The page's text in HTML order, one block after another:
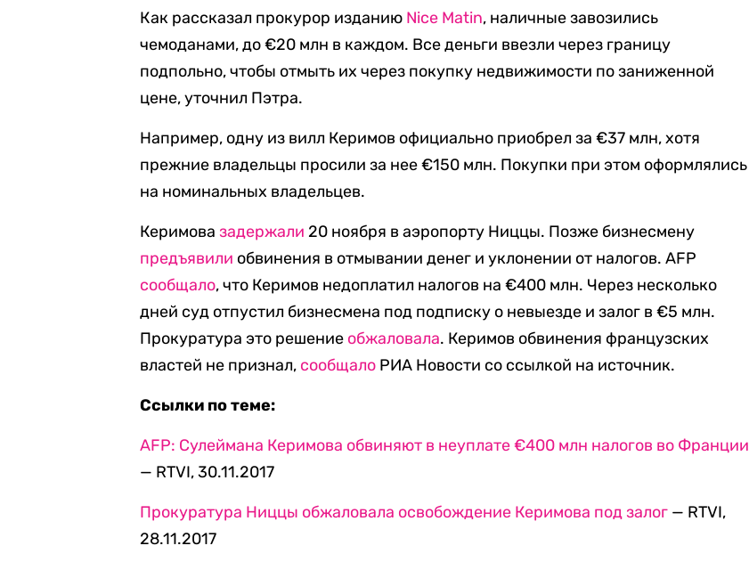
Как рассказал прокурор изданию Nice Matin, наличные завозились
чемоданами, до €20 млн в каждом. Все деньги ввезли через границу
подпольно, чтобы отмыть их через покупку недвижимости по заниженной
цене, уточнил Пэтра.
Например, одну из вилл Керимов официально приобрел за €37 млн, хотя
прежние владельцы просили за нее €150 млн. Покупки при этом оформлялись
на номинальных владельцев.
Керимовазадержали 20 ноября в аэропорту Ниццы. Позже бизнесмену
предъявили обвинения в отмывании денег и уклонении от налогов. AFP
сообщало, что Керимов недоплатил налогов на €400 млн. Через несколько
дней суд отпустил бизнесмена под подписку о невыезде и залог в €5 млн.
Прокуратура это решение обжаловала. Керимов обвинения французских
властей не признал, сообщало РИА Новости со ссылкой на источник.
Ссылки по теме:
AFP: Сулеймана Керимова обвиняют в неуплате €400 млн налогов во Франции
— RTVI, 30.11.2017
Прокуратура Ниццы обжаловала освобождение Керимова под залог — RTVI,
28.11.2017